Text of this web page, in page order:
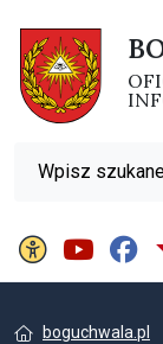
Panel
Wyszukiwarka
boguchwala.pl